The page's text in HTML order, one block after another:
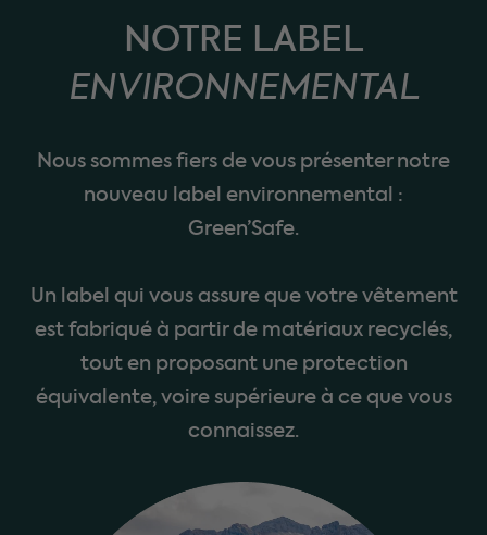
NOTRE LABEL
ENVIRONNEMENTAL
Nous sommes fiers de vous présenter notre
nouveau label environnemental :
Green’Safe.
Un label qui vous assure que votre vêtement
est fabriqué à partir de matériaux recyclés,
tout en proposant une protection
équivalente, voire supérieure à ce que vous
connaissez.